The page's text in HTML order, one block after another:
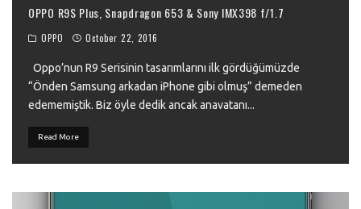
OPPO R9S Plus, Snapdragon 653 & Sony IMX398 f/1.7
OPPO October 22, 2016
Oppo’nun R9 Serisinin tasarımlarını ilk gördüğümüzde
“Önden Samsung arkadan iPhone gibi olmuş” demeden
edememiştik. Biz öyle dedik ancak anavatanı...
Read More